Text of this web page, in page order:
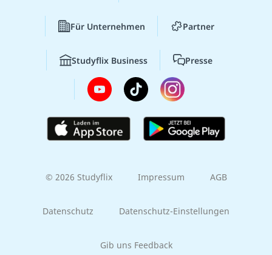
Für Unternehmen Partner
Studyflix Business Presse
© 2026 Studyflix Impressum AGB
Datenschutz Datenschutz-Einstellungen
Gib uns Feedback